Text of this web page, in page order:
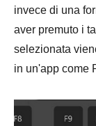
invece di una
aver premuto i
selezionata
in un'app come